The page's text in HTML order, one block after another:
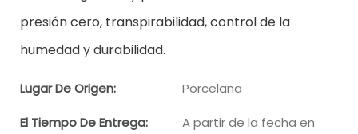
presión cero, transpirabilidad, control de la
humedad y durabilidad.
Lugar De Origen: Porcelana
El Tiempo De Entrega:
A partir de la fecha en